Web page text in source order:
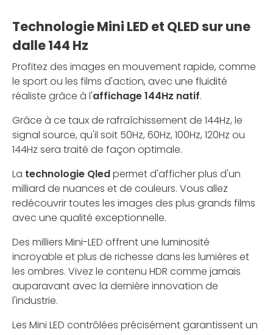
Technologie Mini LED et QLED sur une
dalle 144 Hz
Profitez des images en mouvement rapide, comme
le sport ou les films d'action, avec une fluidité
réaliste grâce à l'affichage 144Hz natif.
Grâce à ce taux de rafraîchissement de 144Hz, le
signal source, qu'il soit 50Hz, 60Hz, 100Hz, 120Hz ou
144Hz sera traité de façon optimale.
La technologie Qledpermet d'afficher plus d'un
milliard de nuances et de couleurs. Vous allez
redécouvrir toutes les images des plus grands films
avec une qualité exceptionnelle.
Des milliers Mini-LED offrent une luminosité
incroyable et plus de richesse dans les lumières et
les ombres. Vivez le contenu HDR comme jamais
auparavant avec la dernière innovation de
l'industrie.
Les Mini LED contrôlées précisément garantissent un